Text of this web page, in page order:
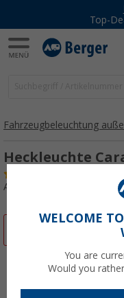
Top-
Fahrzeugbeleuchtung
Heckleuchte
Art.-Nr.: 119460
WELCOME
You are
Would you